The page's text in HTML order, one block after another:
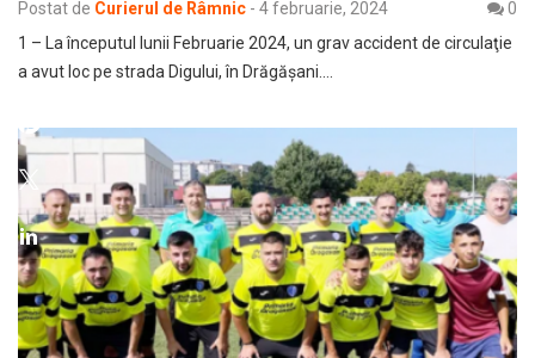
Postat de Curierul de Râmnic - 4 februarie, 2024
0
1 – La începutul lunii Februarie 2024, un grav accident de circulaţie
a avut loc pe strada Digului, în Drăgăşani.…